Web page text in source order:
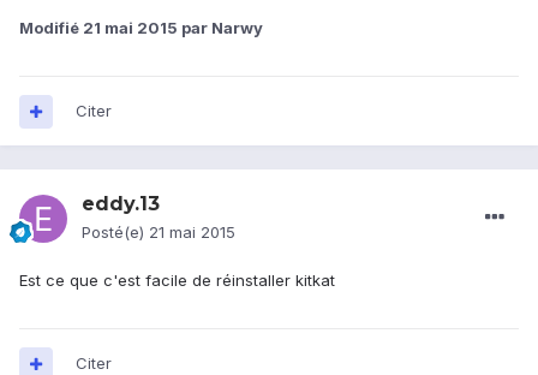
Modifié 21 mai 2015 par Narwy
Citer
eddy.13
Posté(e) 21 mai 2015
Est ce que c'est facile de réinstaller kitkat
Citer